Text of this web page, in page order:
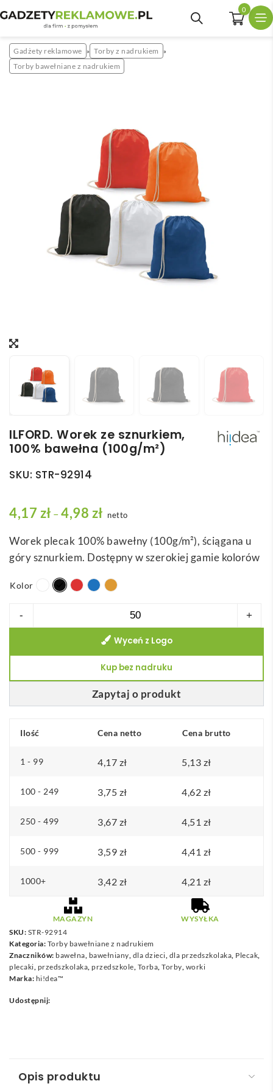
0
Gadżety reklamowe » Torby z nadrukiem »
Torby bawełniane z nadrukiem
ILFORD. Worek ze sznurkiem,
100% bawełna (100g/m²)
SKU: STR-92914
4,17 zł –4,98 złZ
k
r
s
e
n
:
o
d
4
1
7
z
d
4
9
ł
netto
Worek plecak 100% bawełny (100g/m²), ściągana u
góry sznurkiem. Dostępny w szerokiej gamie kolorów
Kolor
-
ILFORD.
bawełna
+
Zapytaj o produkt
Wyceń z Logo
Kup bez nadruku
Ilość Cena netto Cena brutto
1 - 99 4,17 zł 5,13 zł
100 - 249 3,75 zł 4,62 zł
250 - 499 3,67 zł 4,51 zł
500 - 999 3,59 zł 4,41 zł
1000+ 3,42 zł 4,21 zł
MAGAZYN
WYSYŁKA
SKU: STR-92914
Kategoria: Torby bawełniane z nadrukiem
Znaczników: bawełna, bawełniany, dla dzieci, dla przedszkolaka, Plecak,
plecaki, przedszkolaka, przedszkole, Torba, Torby, worki
Marka: hi!dea™
Udostępnij:
Opis produktu